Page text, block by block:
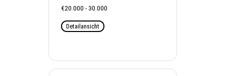
€20.000 - 30.000
Detailansicht